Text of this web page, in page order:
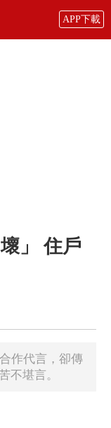
APP下載
」 住戶
作代言，卻傳
不堪言。